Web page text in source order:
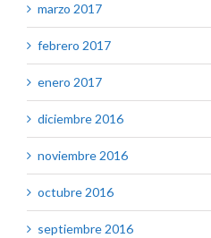
marzo 2017
febrero 2017
enero 2017
diciembre 2016
noviembre 2016
octubre 2016
septiembre 2016